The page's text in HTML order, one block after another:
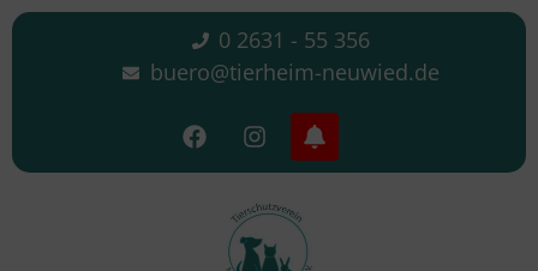
0 2631 - 55 356
buero@tierheim-neuwied.de